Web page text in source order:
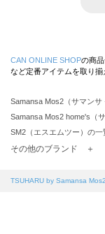
CAN ONLINE SHOPの商品
など定番アイテムを取り揃
Samansa Mos2（サマンサ
Samansa Mos2 home's（
SM2（エスエムツー）の一
TSUHARU by Samansa
Samansa Mos2 blue（サ
その他のブランド ＋
TSUHARU by Samansa Mos2